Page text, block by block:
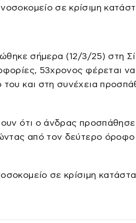
σε κρίσιμη
σήμερα (12/3/25) στη
53χρονος φέρεται να
και στη συνέχεια
ότι ο άνδρας
από τον δεύτερο όροφο
σε κρίσιμη